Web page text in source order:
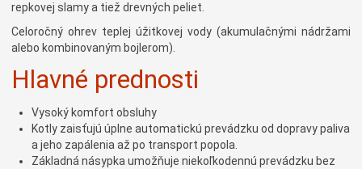
repkovej slamy a tiež drevných peliet.
Celoročný ohrev teplej úžitkovej vody (akumulačnými nádržami
alebo kombinovaným bojlerom).
Hlavné prednosti
Vysoký komfort obsluhy
Kotly zaisťujú úplne automatickú prevádzku od dopravy paliva
a jeho zapálenia až po transport popola.
Základná násypka umožňuje niekoľkodennú prevádzku bez